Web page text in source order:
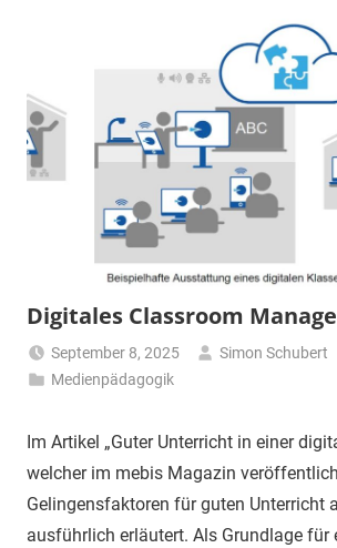
Digitales Classroom
September 8, 2025
Simon Schubert
Medienpädagogik
Im Artikel „Guter Unterricht in einer
welcher im mebis Magazin
Gelingensfaktoren für guten Unterricht
ausführlich erläutert. Als Grundlage für